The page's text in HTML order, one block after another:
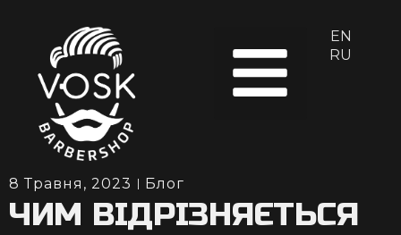
EN
RU
8 Травня, 2023 Блог
ЧИМ ВІДРІЗНЯЄТЬСЯ